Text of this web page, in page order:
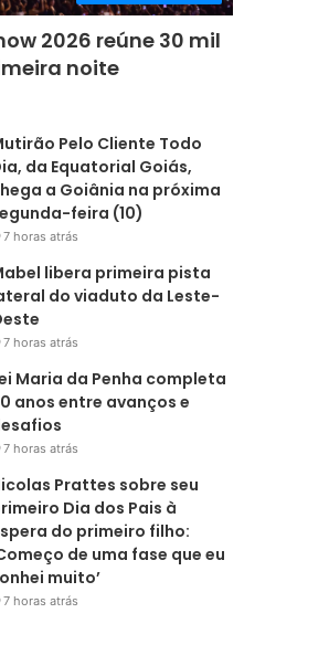
2026 reúne 30 mil
noite
Pelo Cliente Todo
da Equatorial Goiás,
a Goiânia na próxima
feira (10)
7 horas atrás
libera primeira pista
do viaduto da Leste-
7 horas atrás
Maria da Penha completa
anos entre avanços e
7 horas atrás
Prattes sobre seu
Dia dos Pais à
do primeiro filho:
de uma fase que eu
muito’
7 horas atrás